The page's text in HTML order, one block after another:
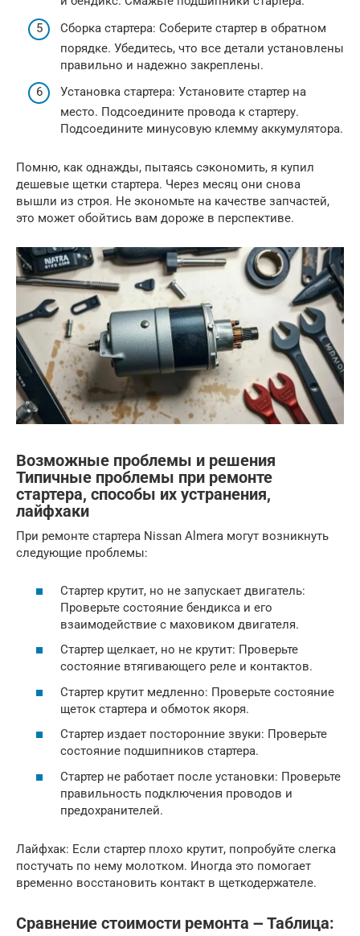
Сборка стартера: Соберите стартер в обратном
порядке. Убедитесь, что все детали установлены
правильно и надежно закреплены.
Установка стартера: Установите стартер на
место. Подсоедините провода к стартеру.
Подсоедините минусовую клемму аккумулятора.
Помню, как однажды, пытаясь сэкономить, я купил
дешевые щетки стартера. Через месяц они снова
вышли из строя. Не экономьте на качестве запчастей,
это может обойтись вам дороже в перспективе.
Возможные проблемы и решения
Типичные проблемы при ремонте
стартера, способы их устранения,
лайфхаки
При ремонте стартера Nissan Almera могут возникнуть
следующие проблемы:
Стартер крутит, но не запускает двигатель:
Проверьте состояние бендикса и его
взаимодействие с маховиком двигателя.
Стартер щелкает, но не крутит: Проверьте
состояние втягивающего реле и контактов.
Стартер крутит медленно: Проверьте состояние
щеток стартера и обмоток якоря.
Стартер издает посторонние звуки: Проверьте
состояние подшипников стартера.
Стартер не работает после установки: Проверьте
правильность подключения проводов и
предохранителей.
Лайфхак: Если стартер плохо крутит, попробуйте слегка
постучать по нему молотком. Иногда это помогает
временно восстановить контакт в щеткодержателе.
Сравнение стоимости ремонта ౼ Таблица: